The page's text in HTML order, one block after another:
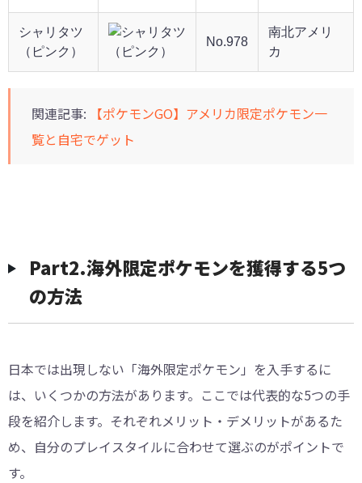
シャリタツ
（ピンク）
No.978
南北アメリ
カ
関連記事:
【ポケモンGO】アメリカ限定ポケモン一
覧と自宅でゲット
Part2.海外限定ポケモンを獲得する5つ
の方法
日本では出現しない「海外限定ポケモン」を入手するに
は、いくつかの方法があります。ここでは代表的な5つの手
段を紹介します。それぞれメリット・デメリットがあるた
め、自分のプレイスタイルに合わせて選ぶのがポイントで
す。